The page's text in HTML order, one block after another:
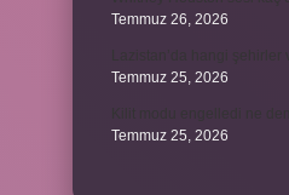
Temmuz 26, 2026
Temmuz 25, 2026
Temmuz 25, 2026